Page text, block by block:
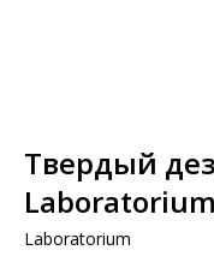
Твердый
Laboratorium
Laboratorium